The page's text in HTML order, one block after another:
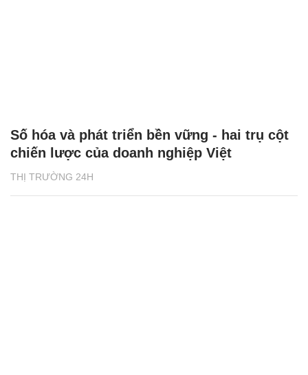
THỊ TRƯỜNG 24H
Số hóa và phát triển bền vững - hai trụ cột
chiến lược của doanh nghiệp Việt